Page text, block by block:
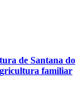
de Santana do
familiar